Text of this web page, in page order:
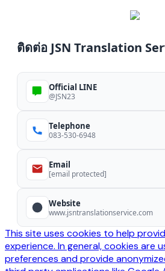
ติดต่อ JSN Translation
Official LINE
@JSN23
Telephone
083-530-6948
Email
[email protected]
Website
www.jsntranslationservice.com
This site uses cookies to help
experience. In general, cookies are
preferences and provide